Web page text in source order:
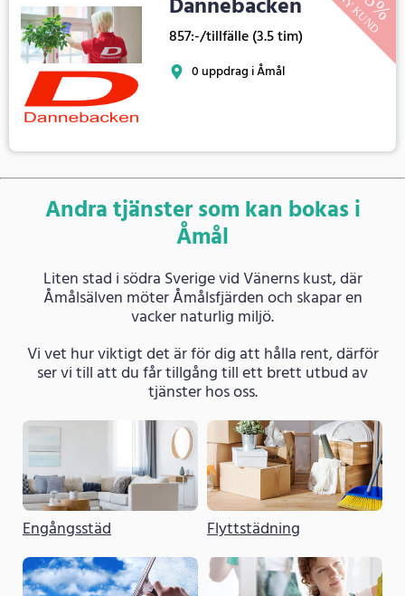
Dannebacken
857:-/tillfälle (3.5 tim)
0 uppdrag i Åmål
Andra tjänster som kan bokas i
Åmål
Liten stad i södra Sverige vid Vänerns kust, där
Åmålsälven möter Åmålsfjärden och skapar en
vacker naturlig miljö.
Vi vet hur viktigt det är för dig att hålla rent, därför
ser vi till att du får tillgång till ett brett utbud av
tjänster hos oss.
Engångsstäd Flyttstädning